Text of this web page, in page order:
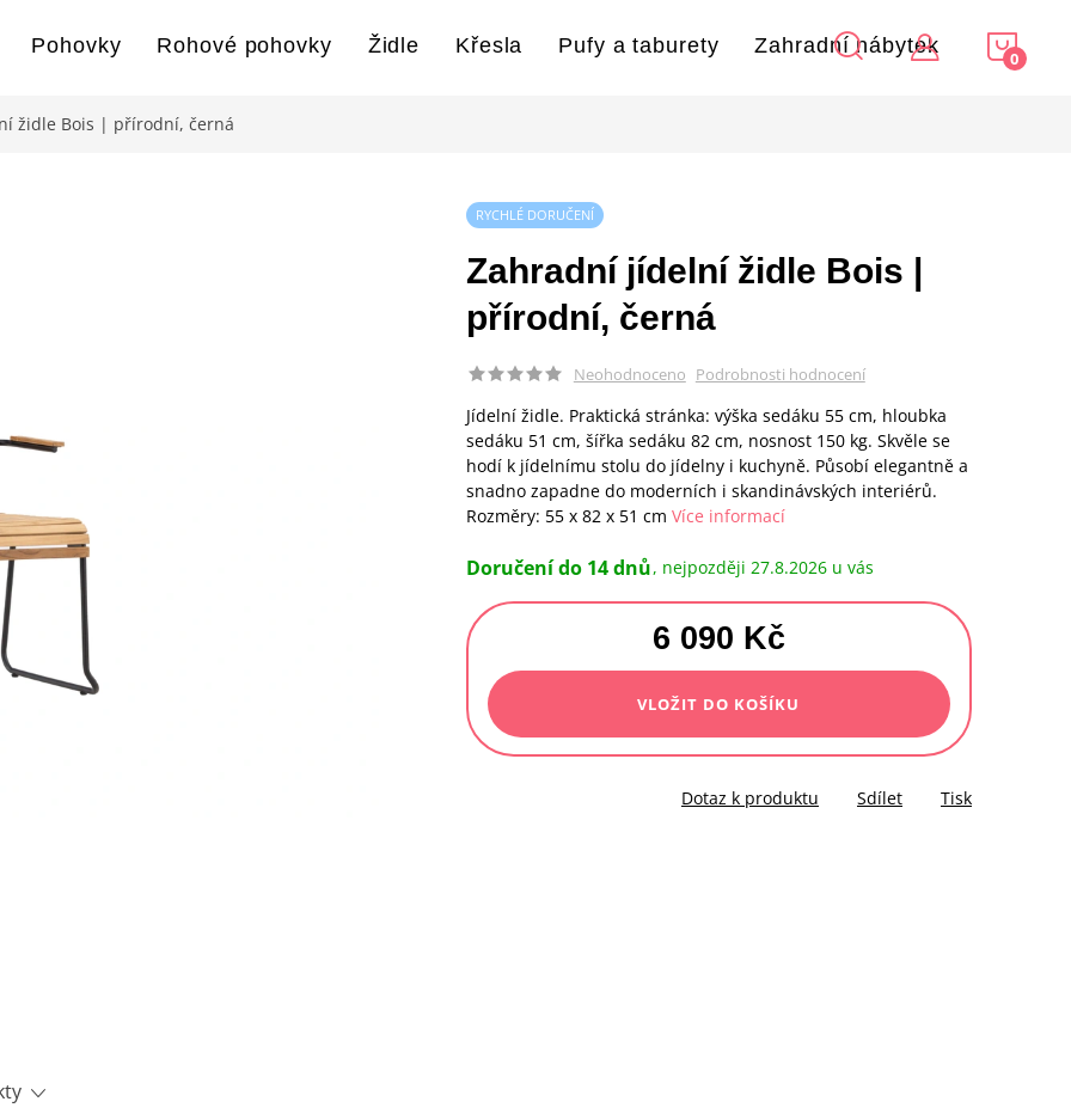
Pohovky Rohové pohovky Židle Křesla Pufy a taburety Zahradní nábytek
židle Bois | přírodní, černá
RYCHLÉ DORUČENÍ
Zahradní jídelní židle Bois |
přírodní, černá
Neohodnoceno Podrobnosti hodnocení
Jídelní židle. Praktická stránka: výška sedáku 55 cm, hloubka
sedáku 51 cm, šířka sedáku 82 cm, nosnost 150 kg. Skvěle se
hodí k jídelnímu stolu do jídelny i kuchyně. Působí elegantně a
snadno zapadne do moderních i skandinávských interiérů.
Rozměry: 55 x 82 x 51 cm Více informací
Doručení do 14 dnů 27.8.2026
6 090 Kč
Měrná
cena:
VLOŽIT DO KOŠÍKU
Tisk
Dotaz k produktu Sdílet